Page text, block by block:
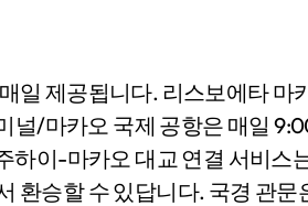
일 제공됩니다. 리스보에타 마
널/마카오 국제 공항은 매일
이-마카오 대교 연결 서비스
환승할 수 있답니다. 국경 관문